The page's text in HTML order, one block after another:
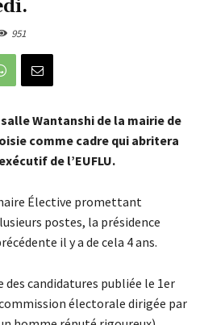
951
Wantanshi de la mairie de
comme cadre qui abritera
de l’EUFLU.
Élective promettant
postes, la présidence
il y a de cela 4 ans.
candidatures publiée le 1er
électorale dirigée par